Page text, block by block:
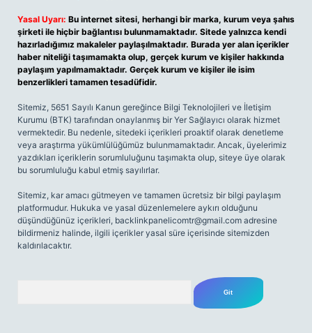
Yasal Uyarı: Bu internet sitesi, herhangi bir marka, kurum veya şahıs
şirketi ile hiçbir bağlantısı bulunmamaktadır. Sitede yalnızca kendi
hazırladığımız makaleler paylaşılmaktadır. Burada yer alan içerikler
haber niteliği taşımamakta olup, gerçek kurum ve kişiler hakkında
paylaşım yapılmamaktadır. Gerçek kurum ve kişiler ile isim
benzerlikleri tamamen tesadüfidir.
Sitemiz, 5651 Sayılı Kanun gereğince Bilgi Teknolojileri ve İletişim
Kurumu (BTK) tarafından onaylanmış bir Yer Sağlayıcı olarak hizmet
vermektedir. Bu nedenle, sitedeki içerikleri proaktif olarak denetleme
veya araştırma yükümlülüğümüz bulunmamaktadır. Ancak, üyelerimiz
yazdıkları içeriklerin sorumluluğunu taşımakta olup, siteye üye olarak
bu sorumluluğu kabul etmiş sayılırlar.
Sitemiz, kar amacı gütmeyen ve tamamen ücretsiz bir bilgi paylaşım
platformudur. Hukuka ve yasal düzenlemelere aykırı olduğunu
düşündüğünüz içerikleri, backlinkpanelicomtr@gmail.com adresine
bildirmeniz halinde, ilgili içerikler yasal süre içerisinde sitemizden
kaldırılacaktır.